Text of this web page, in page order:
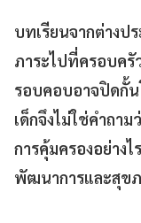
บทเรียนจากต่างป
ภาระไปที่ครอบครั
รอบคอบอาจปิดกั้น
เด็กจึงไม่ใช่คำถา
การคุ้มครองอย่าง
พัฒนาการและสุข